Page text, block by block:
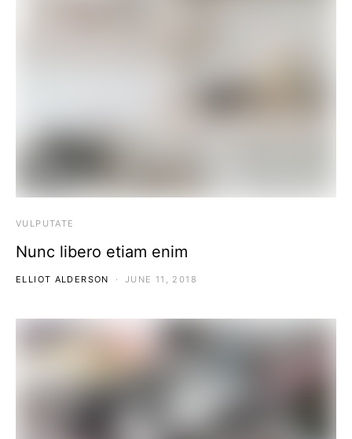
VULPUTATE
Nunc libero etiam enim
ELLIOT ALDERSON JUNE 11, 2018